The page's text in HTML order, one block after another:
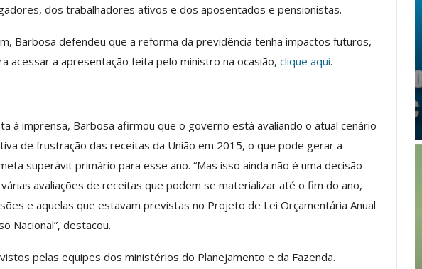
dos trabalhadores ativos e dos aposentados e pensionistas.
Barbosa defendeu que a reforma da previdência tenha impactos futuros,
acessar a apresentação feita pelo ministro na ocasião, clique aqui.
à imprensa, Barbosa afirmou que o governo está avaliando o atual cenário
de frustração das receitas da União em 2015, o que pode gerar a
superávit primário para esse ano. “Mas isso ainda não é uma decisão
avaliações de receitas que podem se materializar até o fim do ano,
e aquelas que estavam previstas no Projeto de Lei Orçamentária Anual
Nacional”, destacou.
pelas equipes dos ministérios do Planejamento e da Fazenda.
De Benefícios ASSECOR
IMPRENSA
Presidente Da ASSECOR
IMPRENSA